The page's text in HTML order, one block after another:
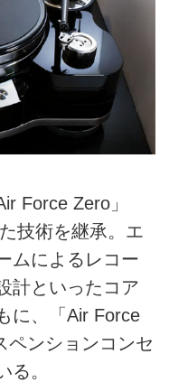
Force Zero」
技術を継承。エ
ムによるレコー
計といったコア
に、「Air Force
ペンションコンセ
る。